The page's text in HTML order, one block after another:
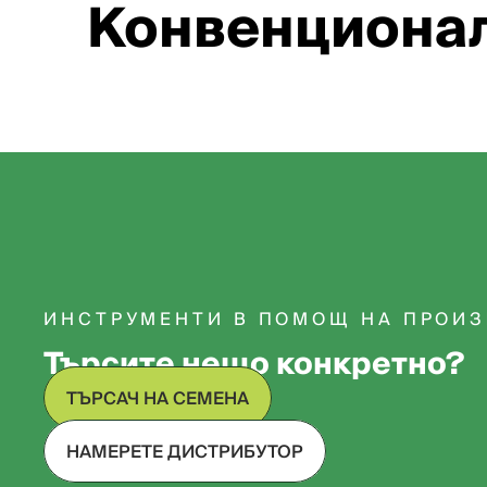
ИНСТРУМЕНТИ В ПОМОЩ НА
Търсите нещо конкретно?
ТЪРСАЧ НА СЕМЕНА
НАМЕРЕТЕ ДИСТРИБУТОР